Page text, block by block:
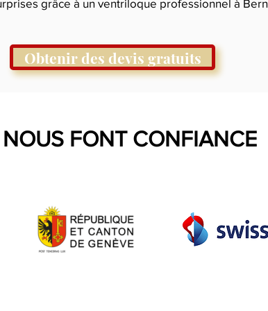
grâce à un ventriloque professionnel à
Obtenir des devis gratuits
NOUS FONT CONFIANCE